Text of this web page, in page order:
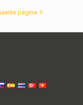
página